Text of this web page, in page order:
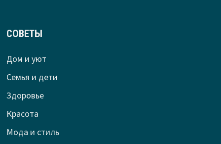
СОВЕТЫ
Дом и уют
Семья и дети
Здоровье
Красота
Мода и стиль